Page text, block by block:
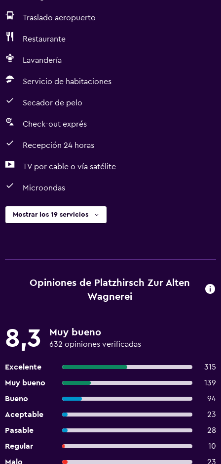
Traslado aeropuerto
Restaurante
Lavandería
Servicio de habitaciones
Secador de pelo
Check-out exprés
Recepción 24 horas
TV por cable o vía satélite
Microondas
Mostrar los 19 servicios
Opiniones de Platzhirsch Zur Alten
Wagnerei
8,3 Muy bueno
632 opiniones verificadas
Excelente
315
Muy bueno
139
Bueno
94
Aceptable
23
Pasable
28
Regular
10
Malo
23